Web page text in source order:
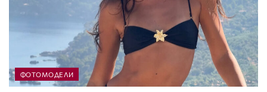
ФОТОМОДЕЛИ